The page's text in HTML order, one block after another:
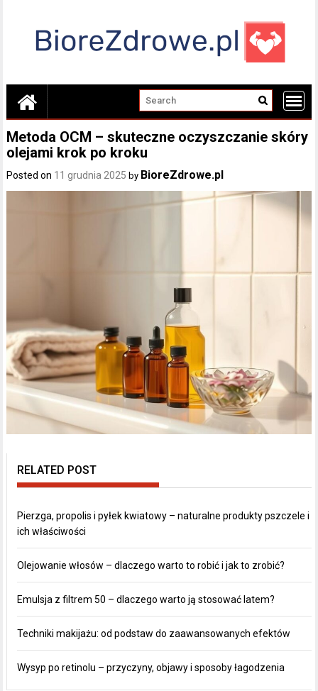
Metoda OCM – skuteczne oczyszczanie skóry
olejami krok po kroku
Posted on 11 grudnia 2025 by BioreZdrowe.pl
RELATED POST
Pierzga, propolis i pyłek kwiatowy – naturalne produkty pszczele i
ich właściwości
Olejowanie włosów – dlaczego warto to robić i jak to zrobić?
Emulsja z filtrem 50 – dlaczego warto ją stosować latem?
Techniki makijażu: od podstaw do zaawansowanych efektów
Wysyp po retinolu – przyczyny, objawy i sposoby łagodzenia